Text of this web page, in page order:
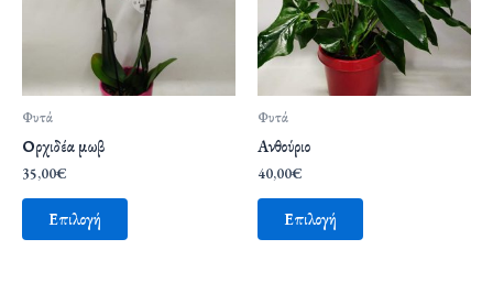
Φυτά
Ορχιδέα μωβ
35,00€
Επιλογή
Φυτά
Ανθούριο
40,00€
Επιλογή